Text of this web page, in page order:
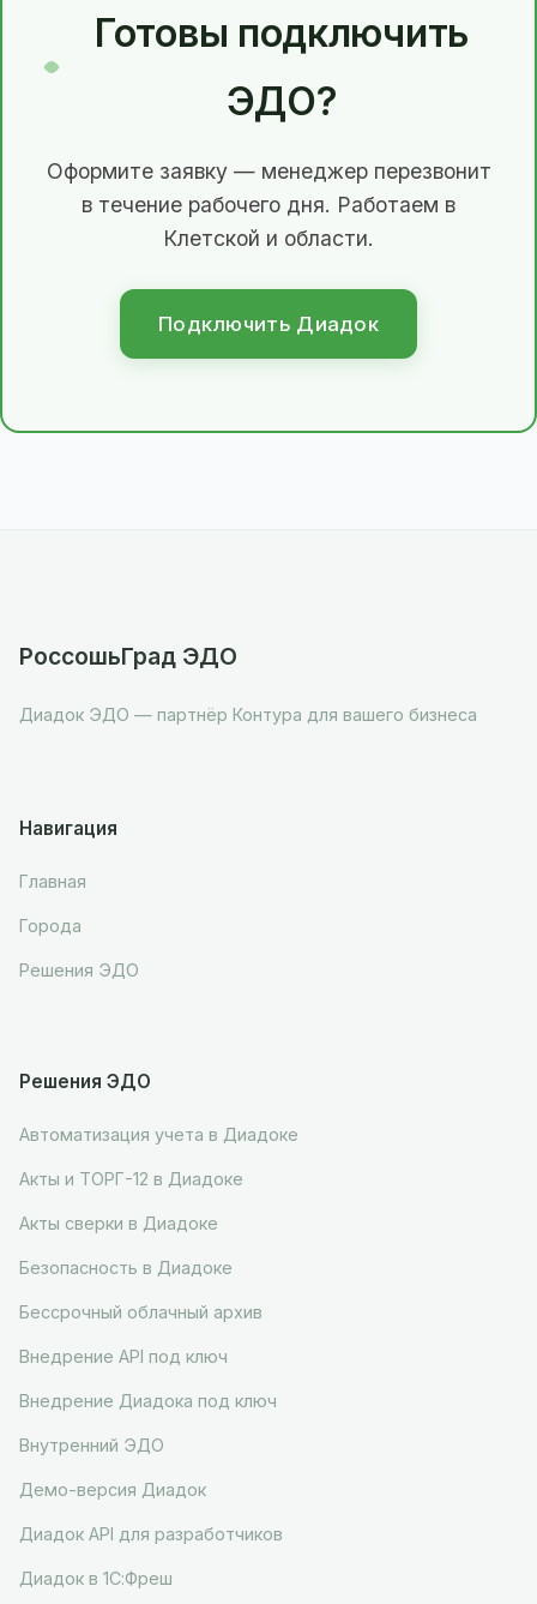
Готовы подключить
ЭДО?
Оформите заявку — менеджер перезвонит
в течение рабочего дня. Работаем в
Клетской и области.
Подключить Диадок
РоссошьГрад ЭДО
Диадок ЭДО — партнёр Контура для вашего бизнеса
Навигация
Главная
Города
Решения ЭДО
Решения ЭДО
Автоматизация учета в Диадоке
Акты и ТОРГ-12 в Диадоке
Акты сверки в Диадоке
Безопасность в Диадоке
Бессрочный облачный архив
Внедрение API под ключ
Внедрение Диадока под ключ
Внутренний ЭДО
Демо-версия Диадок
Диадок API для разработчиков
Диадок в 1С:Фреш